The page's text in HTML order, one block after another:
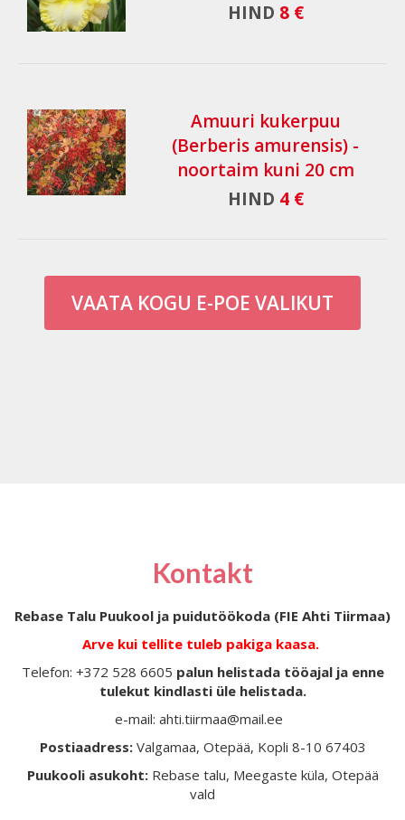
HIND 8 €
Amuuri kukerpuu
(Berberis amurensis) -
noortaim kuni 20 cm
HIND 4 €
VAATA KOGU E-POE VALIKUT
Kontakt
Rebase Talu Puukool ja puidutöökoda (FIE Ahti Tiirmaa)
Arve kui tellite tuleb pakiga kaasa.
Telefon: +372 528 6605 palun helistada tööajal ja enne
tulekut kindlasti üle helistada.
e-mail: ahti.tiirmaa@mail.ee
Postiaadress: Valgamaa, Otepää, Kopli 8-10 67403
Puukooli asukoht: Rebase talu, Meegaste küla, Otepää
vald